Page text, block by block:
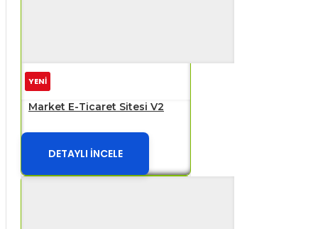
YENİ
Market E-Ticaret Sitesi V2
DETAYLI İNCELE